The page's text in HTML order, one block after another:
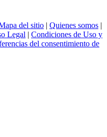
del sitio | Quienes somos |
Legal | Condiciones de Uso y
del consentimiento de